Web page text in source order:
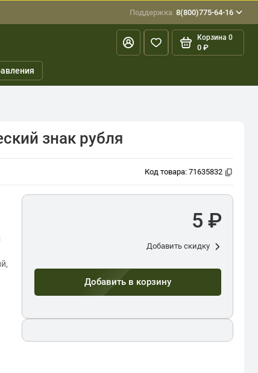
Поддержка 8(800)775-64-16
Корзина 0
0 ₽
знак рубля
Код товара: 71635832
5 ₽
Добавить скидку
Добавить в корзину